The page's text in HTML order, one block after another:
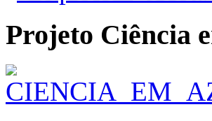
Projeto Ciência